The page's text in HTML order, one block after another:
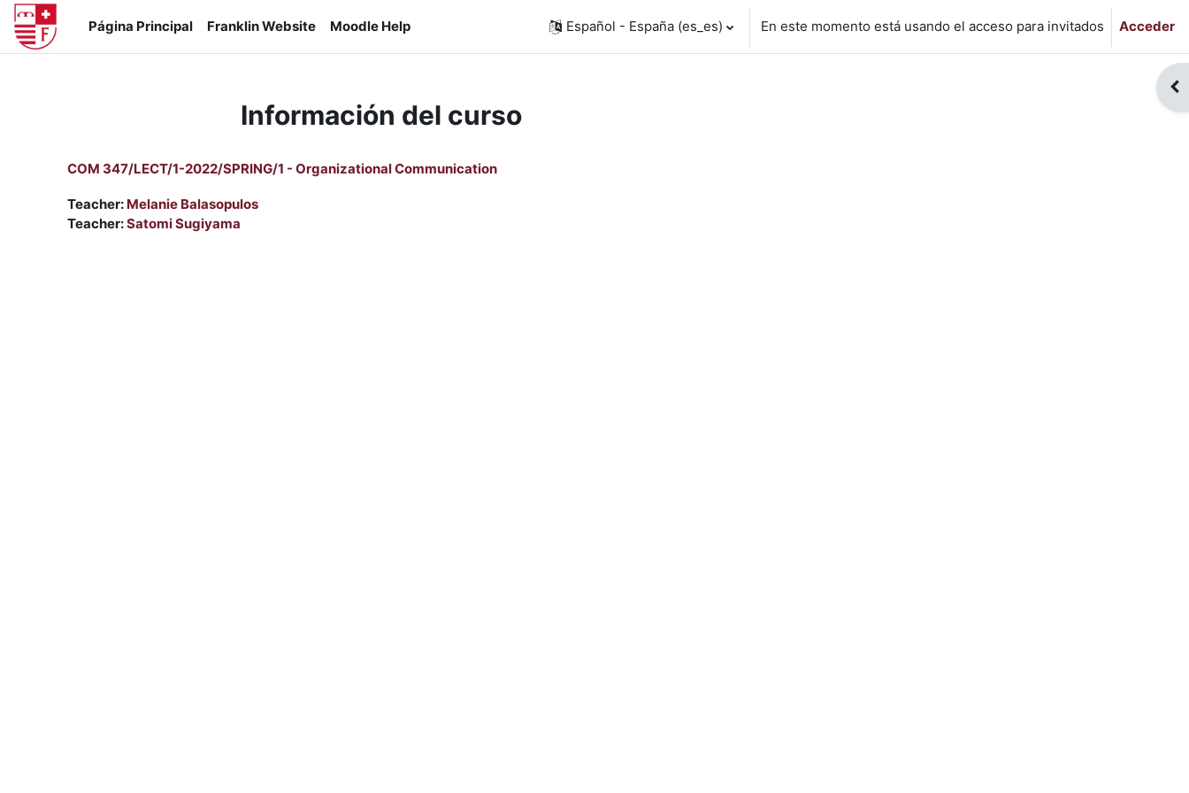
Salta al contenido principal
Página Principal
Franklin Website Moodle Help Español - España ‎(es_es)‎ En este momento está usando el acceso para invitados Acceder
Información del curso
COM 347/LECT/1-2022/SPRING/1 - Organizational Communication
Teacher: Melanie Balasopulos
Teacher:Satomi Sugiyama